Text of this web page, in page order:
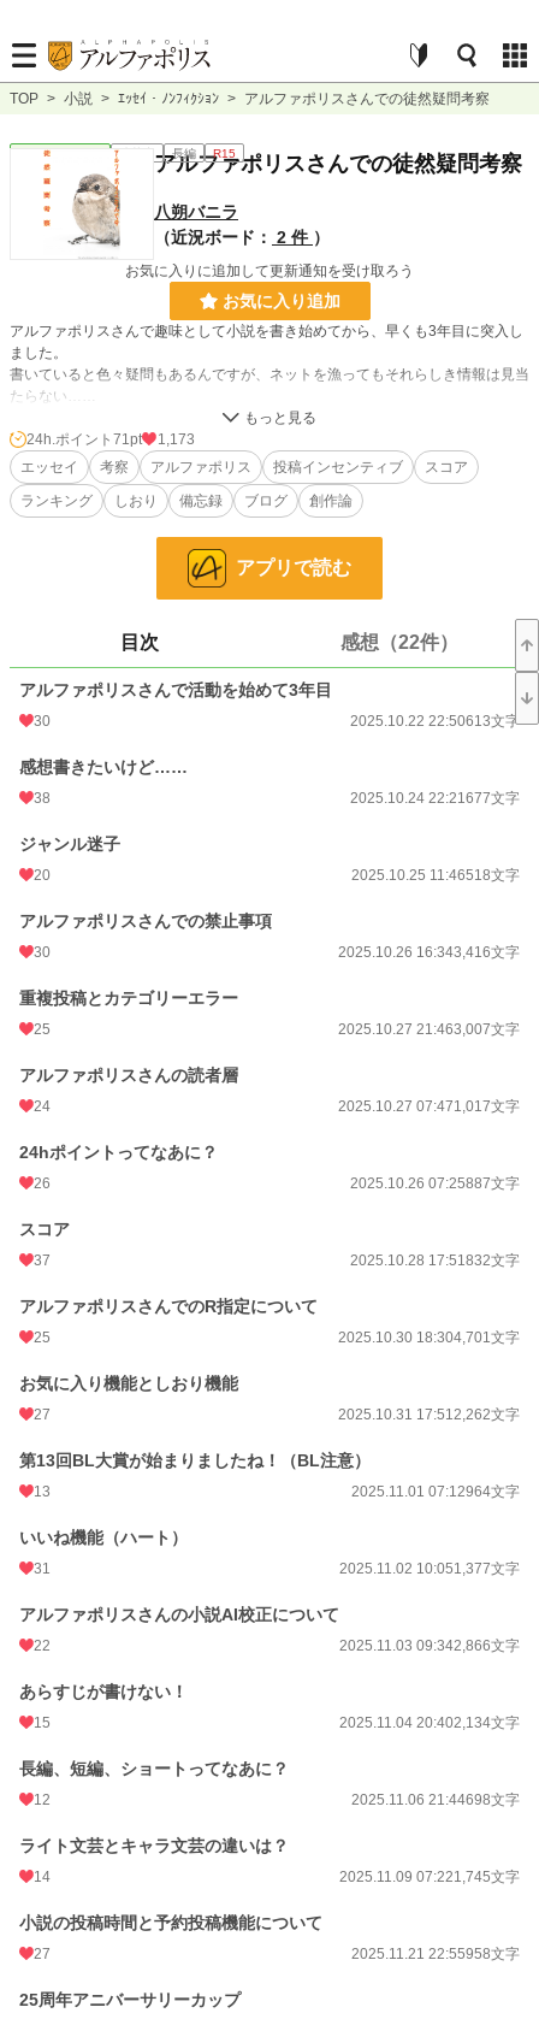
TOP > 小説 > ｴｯｾｲ・ﾉﾝﾌｨｸｼｮﾝ > アルファポリスさんでの徒然疑問考察
ｴｯｾｲ・ﾉﾝﾌｨｸｼｮﾝ 長編 R15
アルファポリスさんでの徒然疑問考察
八朔バニラ
（近況ボード： 2 件 ）
お気に入りに追加して更新通知を受け取ろう
お気に入り追加
アルファポリスさんで趣味として小説を書き始めてから、早くも3年目に突入し
ました。
書いていると色々疑問もあるんですが、ネットを漁ってもそれらしき情報は見当
たらない……
それなら、私が勝手に考察しちゃおうみたいなブログです(・∀・)
※内容の真偽は不明です。BLの話も少しあります。
小説 13,394 位 / 228,809 件
231 位 / 8,864 件
更新日時 2026.08.01 15:10
年間ポイント
累計ポイント 63,050 pt (39,382 位)
24h.ポイント 71pt
1,173
エッセイ
考察 アルファポリス 投稿インセンティブ
スコア
ランキング
しおり 備忘録 ブログ 創作論
アプリで読む
目次 感想（22件）
アルファポリスさんで活動を始めて3年目
30 2025.10.22 22:50613文字
感想書きたいけど……
38 2025.10.24 22:21677文字
ジャンル迷子
20 2025.10.25 11:46518文字
アルファポリスさんでの禁止事項
30 2025.10.26 16:343,416文字
重複投稿とカテゴリーエラー
25 2025.10.27 21:463,007文字
アルファポリスさんの読者層
24 2025.10.27 07:471,017文字
24hポイントってなあに？
26 2025.10.26 07:25887文字
スコア
37 2025.10.28 17:51832文字
アルファポリスさんでのR指定について
25 2025.10.30 18:304,701文字
お気に入り機能としおり機能
27 2025.10.31 17:512,262文字
第13回BL大賞が始まりましたね！（BL注意）
13 2025.11.01 07:12964文字
いいね機能（ハート）
31 2025.11.02 10:051,377文字
アルファポリスさんの小説AI校正について
22 2025.11.03 09:342,866文字
あらすじが書けない！
15 2025.11.04 20:402,134文字
長編、短編、ショートってなあに？
12 2025.11.06 21:44698文字
ライト文芸とキャラ文芸の違いは？
14 2025.11.09 07:221,745文字
小説の投稿時間と予約投稿機能について
27 2025.11.21 22:55958文字
25周年アニバーサリーカップ